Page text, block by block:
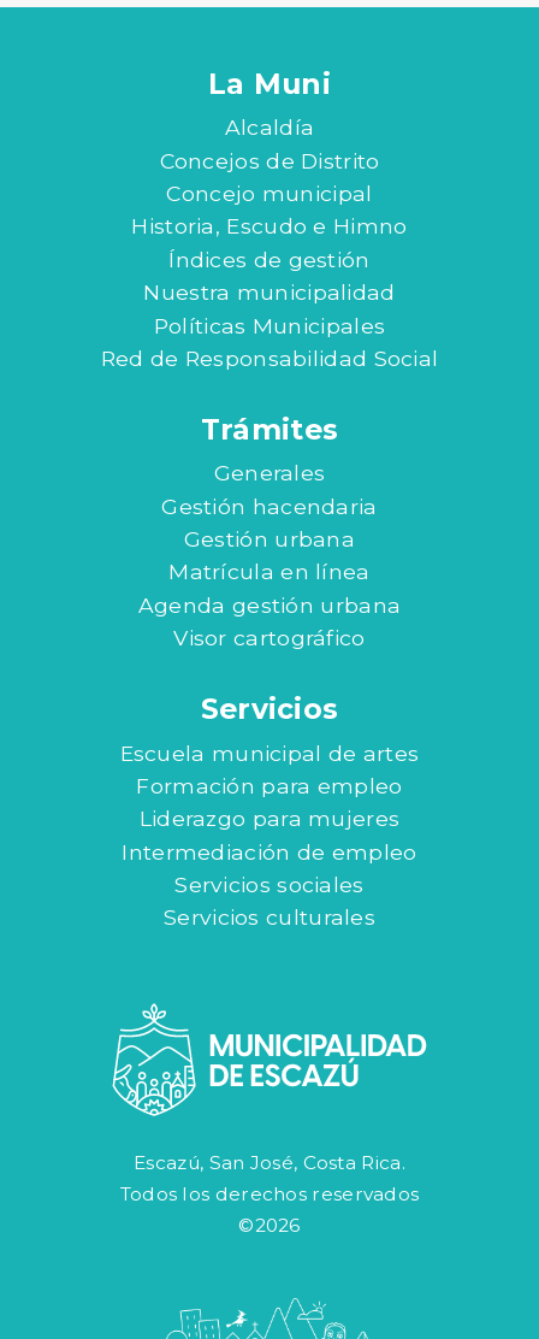
La Muni
Alcaldía
Concejos de Distrito
Concejo municipal
Historia, Escudo e Himno
Índices de gestión
Nuestra municipalidad
Políticas Municipales
Red de Responsabilidad Social
Trámites
Generales
Gestión hacendaria
Gestión urbana
Matrícula en línea
Agenda gestión urbana
Visor cartográfico
Servicios
Escuela municipal de artes
Formación para empleo
Liderazgo para mujeres
Intermediación de empleo
Servicios sociales
Servicios culturales
Escazú, San José, Costa Rica.
Todos los derechos reservados
©2026